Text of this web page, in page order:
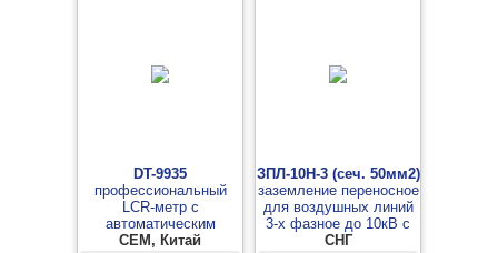
DT-9935
профессиональный
LCR-метр с
автоматическим
выбором режима
CEM, Китай
ЗПЛ-10Н-3 (сеч. 50мм2)
заземление переносное
для воздушных линий
3-х фазное до 10кВ с
тремя штангами
СНГ